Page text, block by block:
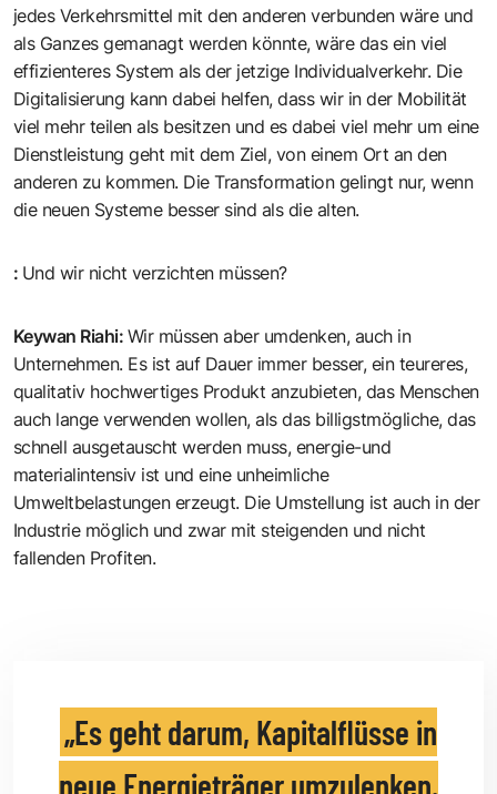
jedes Verkehrsmittel mit den anderen verbunden wäre und
als Ganzes gemanagt werden könnte, wäre das ein viel
effizienteres System als der jetzige Individualverkehr. Die
Digitalisierung kann dabei helfen, dass wir in der Mobilität
viel mehr teilen als besitzen und es dabei viel mehr um eine
Dienstleistung geht mit dem Ziel, von einem Ort an den
anderen zu kommen. Die Transformation gelingt nur, wenn
die neuen Systeme besser sind als die alten.
: Und wir nicht verzichten müssen?
Keywan Riahi: Wir müssen aber umdenken, auch in
Unternehmen. Es ist auf Dauer immer besser, ein teureres,
qualitativ hochwertiges Produkt anzubieten, das Menschen
auch lange verwenden wollen, als das billigstmögliche, das
schnell ausgetauscht werden muss, energie-und
materialintensiv ist und eine unheimliche
Umweltbelastungen erzeugt. Die Umstellung ist auch in der
Industrie möglich und zwar mit steigenden und nicht
fallenden Profiten.
Es geht darum, Kapitalflüsse in
neue Energieträger umzulenken.